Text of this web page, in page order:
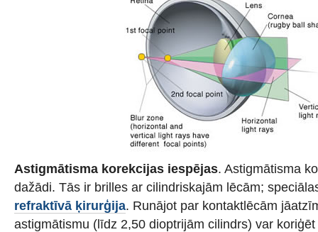
Astigmātisma korekcijas iespējas. Astigmātisma
dažādi. Tās ir brilles ar cilindriskajām lēcām;
refraktīvā ķirurģija. Runājot par kontaktlēcām
astigmātismu (līdz 2,50 dioptrijām cilindrs) var